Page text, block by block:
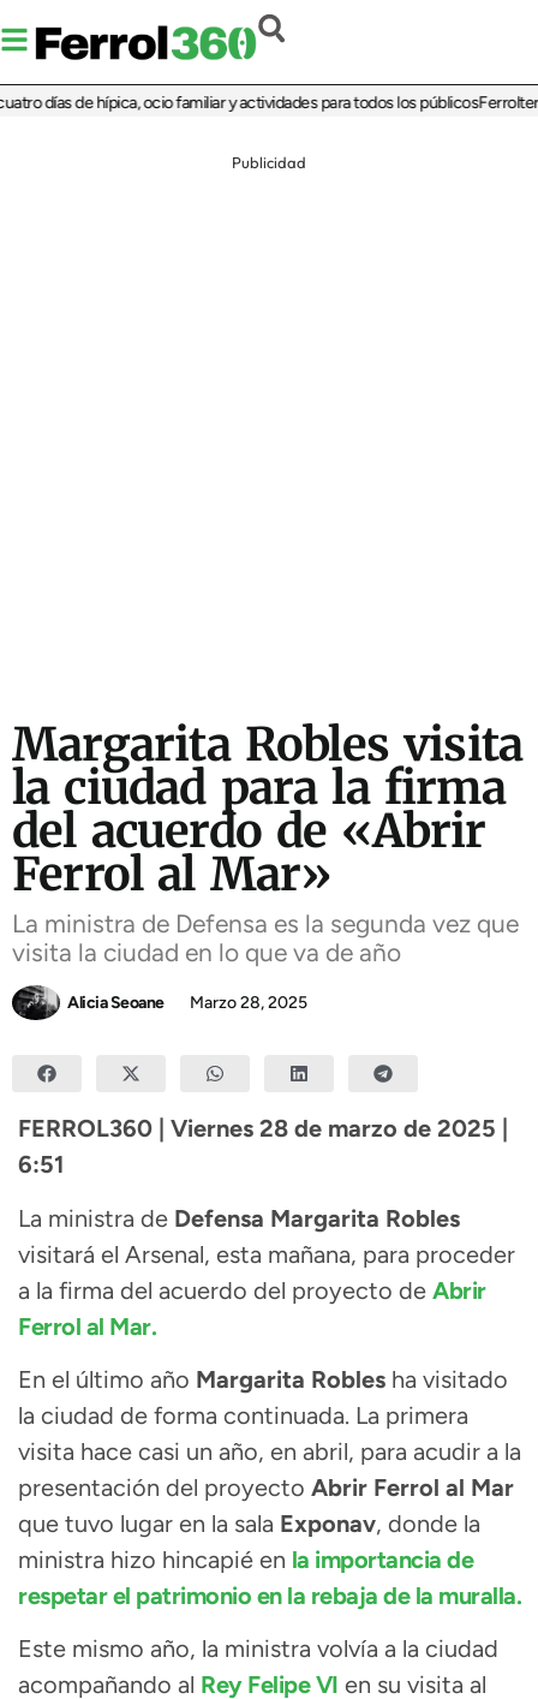
días de hípica, ocio familiar y actividades para todos los públicosFerrolterra
Publicidad
Margarita Robles visita
la ciudad para la firma
del acuerdo de «Abrir
Ferrol al Mar»
La ministra de Defensa es la segunda vez que
visita la ciudad en lo que va de año
Alicia Seoane Marzo 28, 2025
FERROL360 | Viernes 28 de marzo de 2025 |
6:51
La ministra de Defensa Margarita Robles
visitará el Arsenal, esta mañana, para proceder
a la firma del acuerdo del proyecto de Abrir
Ferrol al Mar.
En el último año Margarita Robles ha visitado
la ciudad de forma continuada. La primera
visita hace casi un año, en abril, para acudir a la
presentación del proyecto Abrir Ferrol al Mar
que tuvo lugar en la sala Exponav, donde la
ministra hizo hincapié en la importancia de
respetar el patrimonio en la rebaja de la muralla.
Este mismo año, la ministra volvía a la ciudad
acompañando al Rey Felipe VI en su visita al